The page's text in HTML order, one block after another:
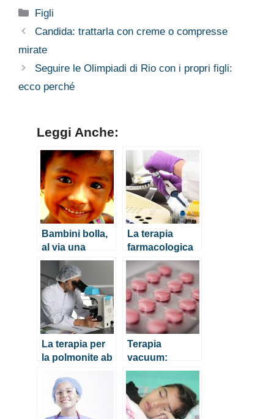
Categorie
Figli
Candida: trattarla con creme o compresse
mirate
Seguire le Olimpiadi di Rio con i propri figli:
ecco perché
Leggi Anche:
Bambini bolla,
al via una
terapia genica
salvavita
La terapia
farmacologica
per l’Alzheimer
La terapia per
la polmonite ab
Terapia
vacuum:
quando serve?